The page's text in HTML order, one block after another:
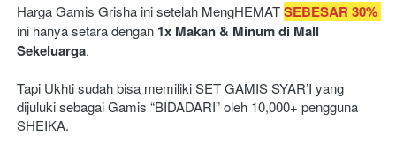
Harga Gamis Grisha ini setelah MengHEMAT SEBESAR 30%
ini hanya setara dengan 1x Makan & Minum di Mall
Sekeluarga.
Tapi Ukhti sudah bisa memiliki SET GAMIS SYAR’I yang
dijuluki sebagai Gamis “BIDADARI” oleh 10,000+ pengguna
SHEIKA.